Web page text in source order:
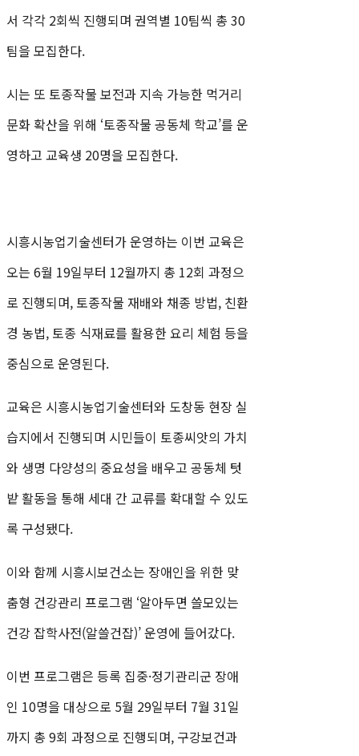
서 각각 2회씩 진행되며 권역별 10팀씩 총 30
팀을 모집한다.
시는 또 토종작물 보전과 지속 가능한 먹거리
문화 확산을 위해 ‘토종작물 공동체 학교’를 운
영하고 교육생 20명을 모집한다.
시흥시농업기술센터가 운영하는 이번 교육은
오는 6월 19일부터 12월까지 총 12회 과정으
로 진행되며, 토종작물 재배와 채종 방법, 친환
경 농법, 토종 식재료를 활용한 요리 체험 등을
중심으로 운영된다.
교육은 시흥시농업기술센터와 도창동 현장 실
습지에서 진행되며 시민들이 토종씨앗의 가치
와 생명 다양성의 중요성을 배우고 공동체 텃
밭 활동을 통해 세대 간 교류를 확대할 수 있도
록 구성됐다.
이와 함께 시흥시보건소는 장애인을 위한 맞
춤형 건강관리 프로그램 ‘알아두면 쓸모있는
건강 잡학사전(알쓸건잡)’ 운영에 들어갔다.
이번 프로그램은 등록 집중·정기관리군 장애
인 10명을 대상으로 5월 29일부터 7월 31일
까지 총 9회 과정으로 진행되며, 구강보건과